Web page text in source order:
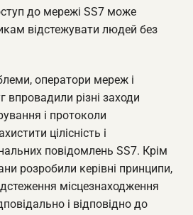
до мережі SS7 може
відстежувати людей без
оператори мереж і
впровадили різні заходи
і протоколи
цілісність і
повідомлень SS7. Крім
розробили керівні принципи,
місцезнаходження
і відповідно до